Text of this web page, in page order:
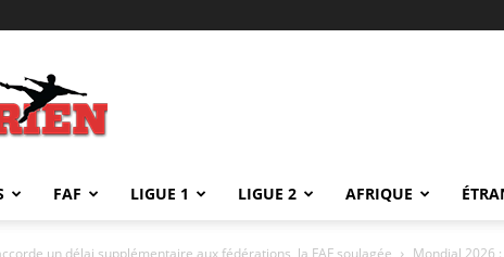
FAF LIGUE 1 LIGUE 2 AFRIQUE
un délai supplémentaire aux fédérations, la FAF soulagée Mondial 2026